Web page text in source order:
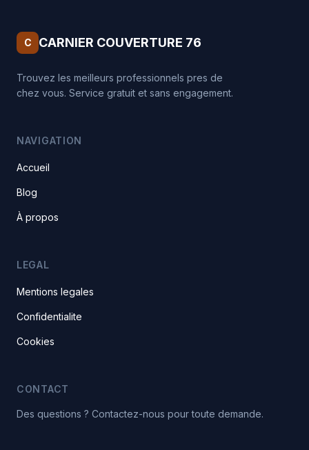
C CARNIER COUVERTURE 76
Trouvez les meilleurs professionnels pres de
chez vous. Service gratuit et sans engagement.
NAVIGATION
Accueil
Blog
À propos
LEGAL
Mentions legales
Confidentialite
Cookies
CONTACT
Des questions ? Contactez-nous pour toute demande.